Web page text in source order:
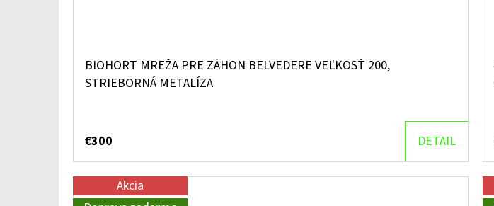
BIOHORT MREŽA PRE ZÁHON BELVEDERE VEĽKOSŤ 200,
STRIEBORNÁ METALÍZA
€300 DETAIL
Akcia